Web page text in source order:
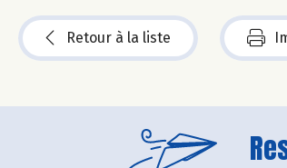
Retour à la liste